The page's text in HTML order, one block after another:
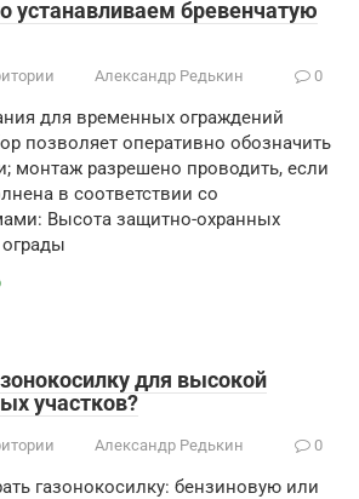
устанавливаем бревенчатую
Александр Редькин 0
для временных ограждений
позволяет оперативно обозначить
монтаж разрешено проводить, если
в соответствии со
Высота защитно-охранных
для высокой
участков?
Александр Редькин 0
газонокосилку: бензиновую или